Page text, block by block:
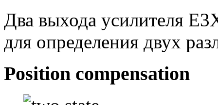
Два выхода усилителя
для определения двух
Position compensation